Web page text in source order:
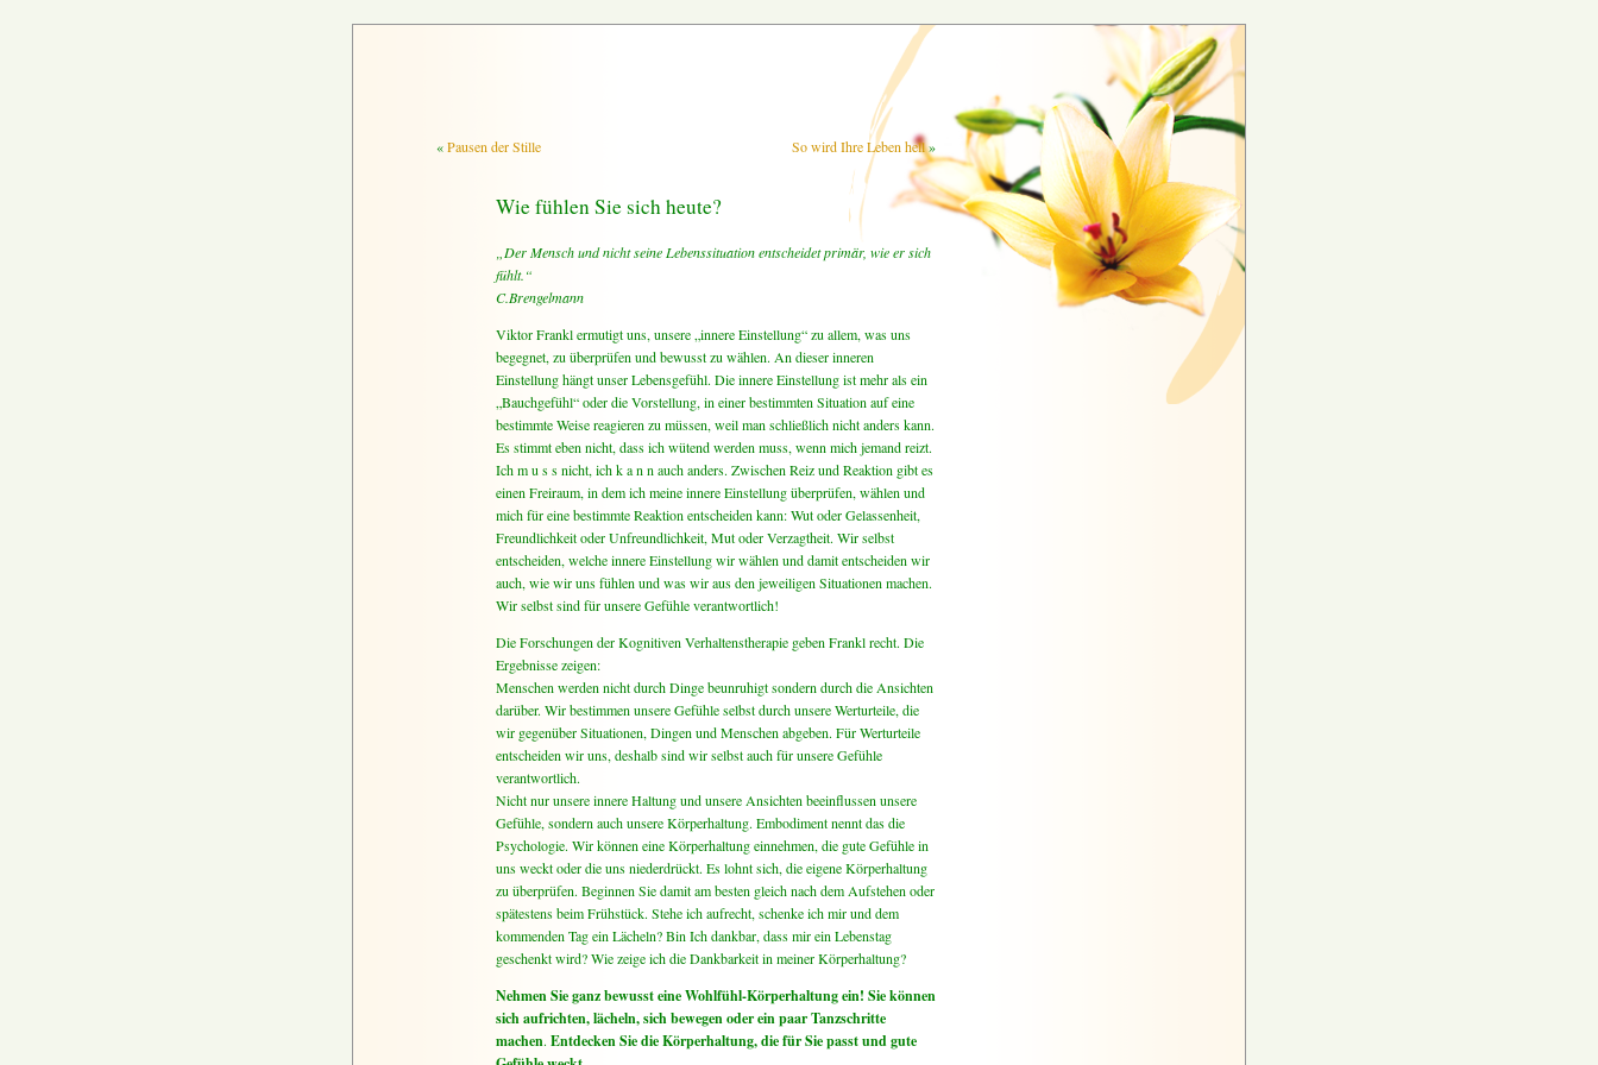
«Pausen der Stille So wird Ihre Leben hell»
Wie fühlen Sie sich heute?
„Der Mensch und nicht seine Lebenssituation entscheidet primär, wie er sich
fühlt.“
C.Brengelmann
Viktor Frankl ermutigt uns, unsere „innere Einstellung“ zu allem, was uns
begegnet, zu überprüfen und bewusst zu wählen. An dieser inneren
Einstellung hängt unser Lebensgefühl. Die innere Einstellung ist mehr als ein
„Bauchgefühl“ oder die Vorstellung, in einer bestimmten Situation auf eine
bestimmte Weise reagieren zu müssen, weil man schließlich nicht anders kann.
Es stimmt eben nicht, dass ich wütend werden muss, wenn mich jemand reizt.
Ich m u s s nicht, ich k a n n auch anders. Zwischen Reiz und Reaktion gibt es
einen Freiraum, in dem ich meine innere Einstellung überprüfen, wählen und
mich für eine bestimmte Reaktion entscheiden kann: Wut oder Gelassenheit,
Freundlichkeit oder Unfreundlichkeit, Mut oder Verzagtheit. Wir selbst
entscheiden, welche innere Einstellung wir wählen und damit entscheiden wir
auch, wie wir uns fühlen und was wir aus den jeweiligen Situationen machen.
Wir selbst sind für unsere Gefühle verantwortlich!
Die Forschungen der Kognitiven Verhaltenstherapie geben Frankl recht. Die
Ergebnisse zeigen:
Menschen werden nicht durch Dinge beunruhigt sondern durch die Ansichten
darüber. Wir bestimmen unsere Gefühle selbst durch unsere Werturteile, die
wir gegenüber Situationen, Dingen und Menschen abgeben. Für Werturteile
entscheiden wir uns, deshalb sind wir selbst auch für unsere Gefühle
verantwortlich.
Nicht nur unsere innere Haltung und unsere Ansichten beeinflussen unsere
Gefühle, sondern auch unsere Körperhaltung. Embodiment nennt das die
Psychologie. Wir können eine Körperhaltung einnehmen, die gute Gefühle in
uns weckt oder die uns niederdrückt. Es lohnt sich, die eigene Körperhaltung
zu überprüfen. Beginnen Sie damit am besten gleich nach dem Aufstehen oder
spätestens beim Frühstück. Stehe ich aufrecht, schenke ich mir und dem
kommenden Tag ein Lächeln? Bin Ich dankbar, dass mir ein Lebenstag
geschenkt wird? Wie zeige ich die Dankbarkeit in meiner Körperhaltung?
Nehmen Sie ganz bewusst eine Wohlfühl-Körperhaltung ein! Sie können
sich aufrichten, lächeln, sich bewegen oder ein paar Tanzschritte
machen. Entdecken Sie die Körperhaltung, die für Sie passt und gute